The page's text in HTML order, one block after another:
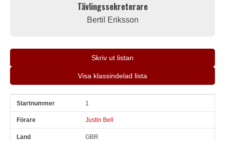
Tävlingssekreterare
Bertil Eriksson
Skriv ut listan
Visa klassindelad lista
Snr Förare 1
Justin Bell
GBR